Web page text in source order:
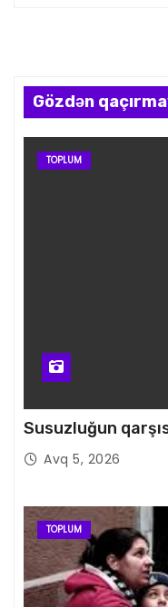
Gözdən
TOPLUM
Susuzluğun
Avq 5, 2026
TOPLUM